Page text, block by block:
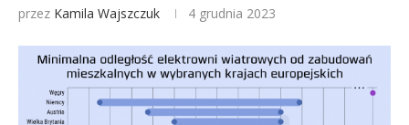
przez Kamila Wajszczuk 4 grudnia 2023